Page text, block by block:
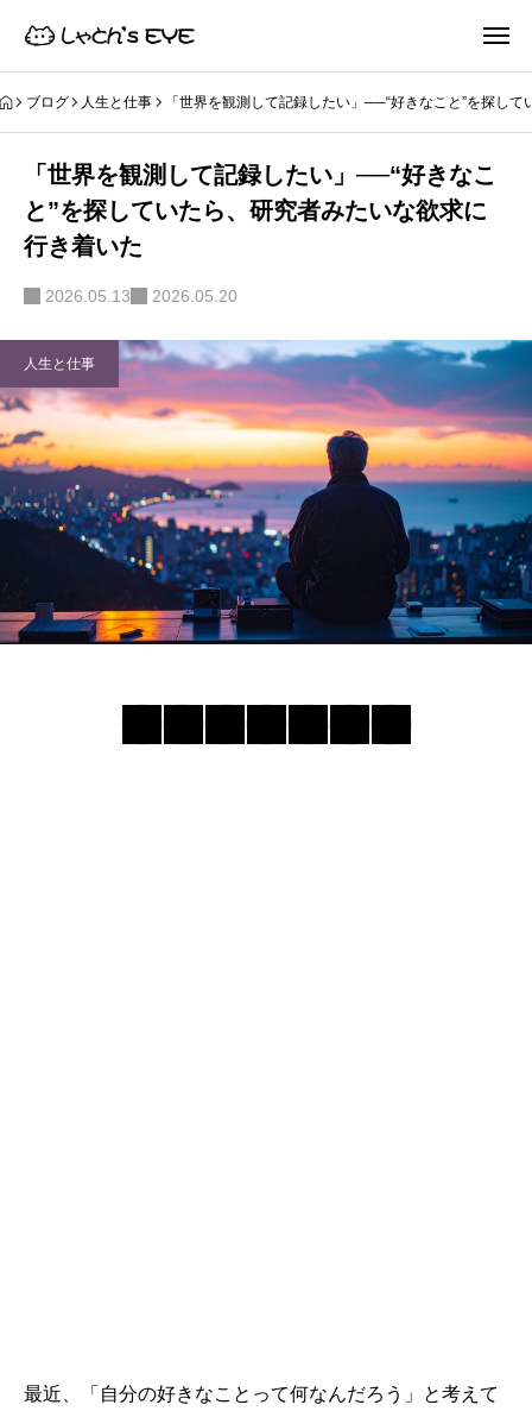
ブログ 人生と仕事 「世界を観測して記録したい」──“好きなこと”を探し
「世界を観測して記録したい」──“好きなこ
と”を探していたら、研究者みたいな欲求に
行き着いた
2026.05.13 2026.05.20
人生と仕事
最近、「自分の好きなことって何なんだろう」と考えて